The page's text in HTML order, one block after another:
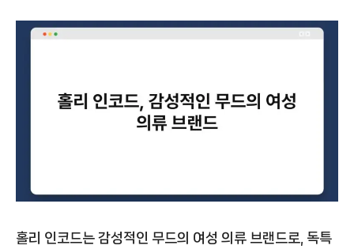
홀리 인코드는 감성적인 무드의 여성 의류 브랜드로, 독특